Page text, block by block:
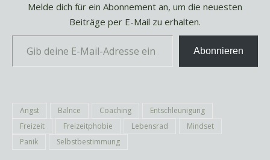
Melde dich für ein Abonnement an, um die neuesten
Beiträge per E-Mail zu erhalten.
Gib deine E-Mail-Adresse ein ...
Abonnieren
Angst Balnce Coaching
Entschleunigung
Freizeit
Freizeitphobie Lebensrad
Mindset
Panik
Selbstbestimmung